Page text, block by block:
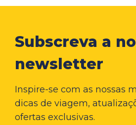
Subscreva a
newsletter
Inspire-se com as nossas
dicas de viagem,
ofertas exclusivas.